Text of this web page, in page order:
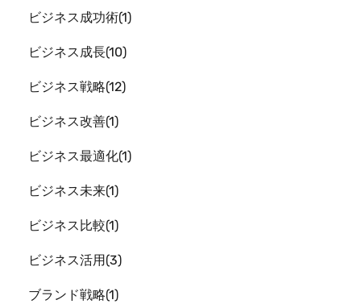
ビジネス成功術 1
ビジネス成長 10
ビジネス戦略 12
ビジネス改善 1
ビジネス最適化 1
ビジネス未来 1
ビジネス比較 1
ビジネス活用 3
ブランド戦略 1